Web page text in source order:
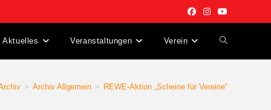
Aktuelles Veranstaltungen Verein Website-
> Archiv Allgemein > REWE-Aktion „Scheine für Vereine“